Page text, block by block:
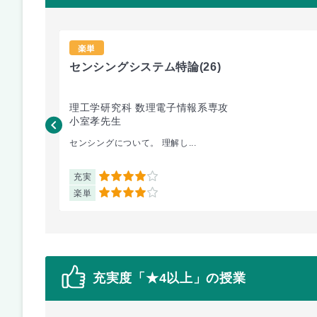
楽単
センシングシステム特論(26)
理工学研究科 数理電子情報系専攻
小室孝先生
センシングについて。 理解し...
充実 4
楽単 4
充実度「★4以上」の授業